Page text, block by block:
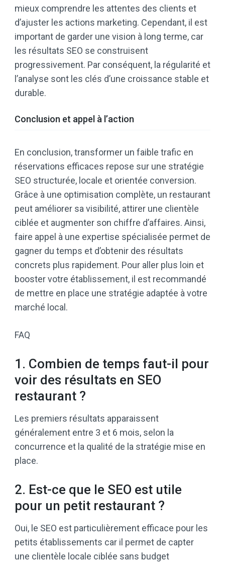
mieux comprendre les attentes des clients et
d’ajuster les actions marketing. Cependant, il est
important de garder une vision à long terme, car
les résultats SEO se construisent
progressivement. Par conséquent, la régularité et
l’analyse sont les clés d’une croissance stable et
durable.
Conclusion et appel à l’action
En conclusion, transformer un faible trafic en
réservations efficaces repose sur une stratégie
SEO structurée, locale et orientée conversion.
Grâce à une optimisation complète, un restaurant
peut améliorer sa visibilité, attirer une clientèle
ciblée et augmenter son chiffre d’affaires. Ainsi,
faire appel à une expertise spécialisée permet de
gagner du temps et d’obtenir des résultats
concrets plus rapidement. Pour aller plus loin et
booster votre établissement, il est recommandé
de mettre en place une stratégie adaptée à votre
marché local.
FAQ
1. Combien de temps faut-il pour
voir des résultats en SEO
restaurant ?
Les premiers résultats apparaissent
généralement entre 3 et 6 mois, selon la
concurrence et la qualité de la stratégie mise en
place.
2. Est-ce que le SEO est utile
pour un petit restaurant ?
Oui, le SEO est particulièrement efficace pour les
petits établissements car il permet de capter
une clientèle locale ciblée sans budget